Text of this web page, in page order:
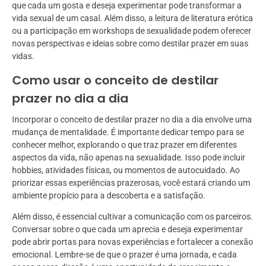
que cada um gosta e deseja experimentar pode transformar a
vida sexual de um casal. Além disso, a leitura de literatura erótica
ou a participação em workshops de sexualidade podem oferecer
novas perspectivas e ideias sobre como destilar prazer em suas
vidas.
Como usar o conceito de destilar
prazer no dia a dia
Incorporar o conceito de destilar prazer no dia a dia envolve uma
mudança de mentalidade. É importante dedicar tempo para se
conhecer melhor, explorando o que traz prazer em diferentes
aspectos da vida, não apenas na sexualidade. Isso pode incluir
hobbies, atividades físicas, ou momentos de autocuidado. Ao
priorizar essas experiências prazerosas, você estará criando um
ambiente propício para a descoberta e a satisfação.
Além disso, é essencial cultivar a comunicação com os parceiros.
Conversar sobre o que cada um aprecia e deseja experimentar
pode abrir portas para novas experiências e fortalecer a conexão
emocional. Lembre-se de que o prazer é uma jornada, e cada